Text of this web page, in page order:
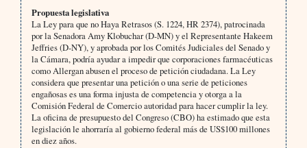
Propuesta legislativa
La Ley para que no Haya Retrasos (S. 1224, HR 2374), patrocinada
por la Senadora Amy Klobuchar (D-MN) y el Representante Hakeem
Jeffries (D-NY), y aprobada por los Comités Judiciales del Senado y
la Cámara, podría ayudar a impedir que corporaciones farmacéuticas
como Allergan abusen el proceso de petición ciudadana. La Ley
considera que presentar una petición o una serie de peticiones
engañosas es una forma injusta de competencia y otorga a la
Comisión Federal de Comercio autoridad para hacer cumplir la ley.
La oficina de presupuesto del Congreso (CBO) ha estimado que esta
legislación le ahorraría al gobierno federal más de US$100 millones
en diez años.